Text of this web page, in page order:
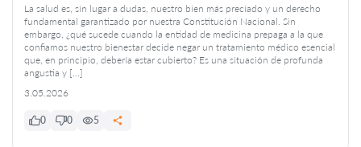
La salud es, sin lugar a dudas, nuestro bien más preciado y un derecho
fundamental garantizado por nuestra Constitución Nacional. Sin
embargo, ¿qué sucede cuando la entidad de medicina prepaga a la que
confiamos nuestro bienestar decide negar un tratamiento médico esencial
que, en principio, debería estar cubierto? Es una situación de profunda
angustia y […]
3.05.2026
0 0 5